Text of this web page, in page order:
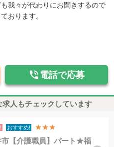
我々が代わりにお聞きするので
おります。
 電話で応募
人もチェックしています
おすすめ! ★★★
市【介護職員】パート★福